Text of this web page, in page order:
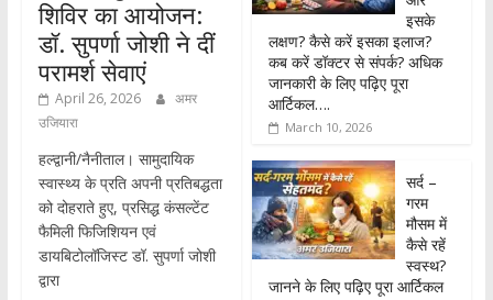
शिविर का आयोजन:
डॉ. सुपर्णा जोशी ने दीं
परामर्श सेवाएं
April 26, 2026
अमर
उजियारा
हल्द्वानी/नैनीताल। सामुदायिक
स्वास्थ्य के प्रति अपनी प्रतिबद्धता
को दोहराते हुए, प्रसिद्ध कंसल्टेंट
फैमिली फिजिशियन एवं
डायबिटोलॉजिस्ट डॉ. सुपर्णा जोशी
द्वारा
इसके
लक्षण? कैसे करें इसका इलाज?
कब करें डॉक्टर से संपर्क? अधिक
जानकारी के लिए पढ़िए पूरा
आर्टिकल….
March 10, 2026
सर्द –
गरम
मौसम में
कैसे रहें
स्वस्थ?
जानने के लिए पढ़िए पूरा आर्टिकल